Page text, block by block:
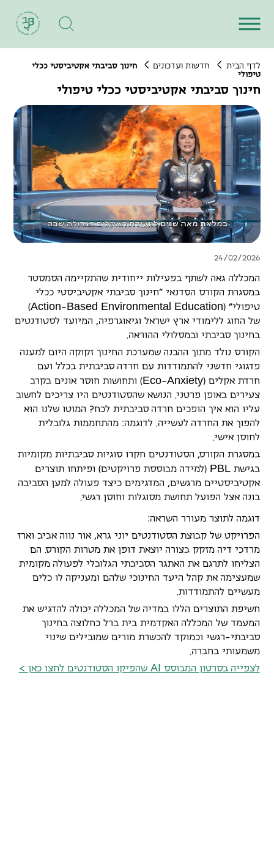
לדף הבית חדשות ועדכונים
חינוך סביבתי אקטיביסטי ככלי
טיפולי
חינוך סביבתי אקטיביסטי ככלי טיפולי
24/02/2026
המכללה גאה לשתף בפעילות ייחודית שהתקיימה הסמסטר
במסגרת הקורס הסדנאי "חינוך סביבתי אקטיביסטי ככלי
טיפולי" (
Action-Based Environmental Education
)
של החוג ללימודי ארץ ישראל וגיאוגרפיה, המיועד לסטודנטים
בחינוך סביבתי ובמסלולי ההוראה.
הקורס נולד מתוך ההבנה שמערכת החינוך זקוקה היום למענה
פדגוגי חדשני להתמודדות עם חרדה סביבתית בכלל ועם
חרדת אקלים (
Eco-Anxiety
) ותחושות חוסר אונים בקרב
צעירים באופן פרטני. הנושא שהסטודנטים היו צריכים לחשוב
עליו הוא איך הופכים חרדה סביבתית לכח? המוטו שלנו הוא
להפוך את החרדה לעשייה. לדוגמה: מהתחממות גלובלית
לחוסן אישי.
במסגרת הקורס, הסטודנטים חקרו סוגיות סביבתיות מקומיות
בגישת
PBL
(למידה מבוססת פרויקטים) ופיתחו תוצרים
אקטיביסטיים מרגשים, המדגימים כיצד פעולה למען הסביבה
בונה אצל הפועל תחושת מסוגלות וחוסן רגשי.
דוגמה לתוצר מעורר השראה:
הפרויקט של קבוצת הסטודנטים יוני גרא, אור נווה אביב וארז
מרדכי דיה מזקק בצורה יוצאת דופן את מטרות הקורס. הם
הצליחו לתרגם את האתגר הסביבתי הגלובלי לפעולה מקומית
שמעצימה את קהל היעד החינוכי שלהם ומעניקה לו כלים
מעשיים להתמודדות.
חשיפת התוצרים הללו במדיה של המכללה יכולה להדגיש את
המעמד של המכללה האקדמית בית ברל כחלוצה בחינוך
סביבתי-רגשי וכמוקד להכשרת מורים שמובילים שינוי
משמעותי בחברה.
לצפייה בסרטון המבוסס
AI שהפיקו הסטודנטים לחצו כאן >